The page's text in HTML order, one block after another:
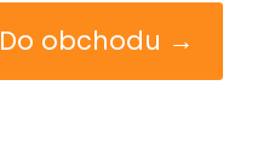
Do obchodu →